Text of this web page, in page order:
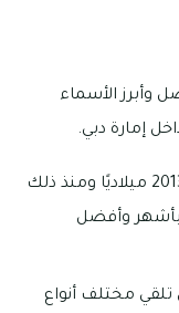
وأبرز الأسماء
إمارة دبي.
وقد تم تأسيس هذه العيادة في عام 2013 ميلاديًا ومنذ ذلك
بأشهر وأفضل
تلقي مختلف أنواع